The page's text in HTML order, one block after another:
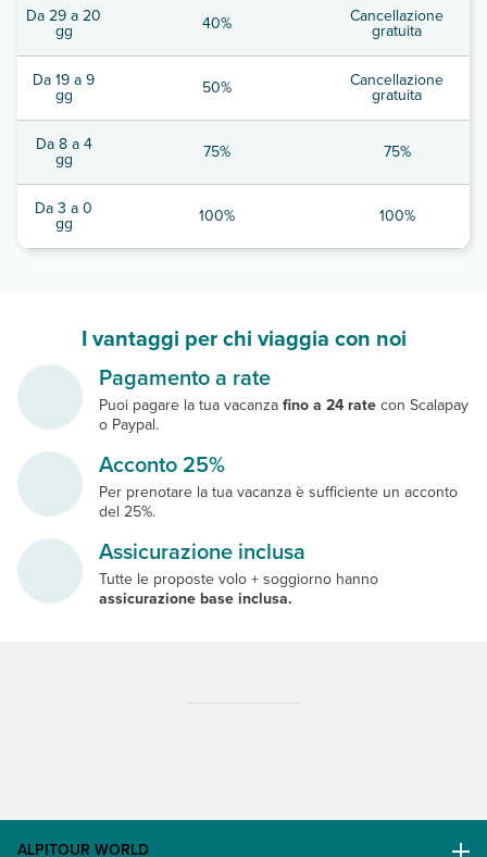
Da 29 a 20
gg 40% Cancellazione
gratuita
Da 19 a 9
gg 50% Cancellazione
gratuita
Da 8 a 4
gg 75% 75%
Da 3 a 0
gg 100% 100%
I vantaggi per chi viaggia con noi
Pagamento a rate
Puoi pagare la tua vacanzafino a 24 ratecon Scalapay
o Paypal.
Acconto 25%
Per prenotare la tua vacanza è sufficiente un acconto
del 25%.
Assicurazione inclusa
Tutte le proposte volo + soggiorno hanno
assicurazione base inclusa.
ALPITOUR WORLD